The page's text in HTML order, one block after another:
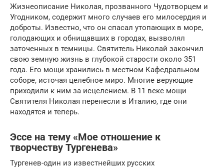
Жизнеописание Николая, прозванного Чудотворцем и
Угодником, содержит много случаев его милосердия и
доброты. Известно, что он спасал утопающих в море,
голодающих и обнищавших в городах, вызволял
заточенных в темницы. Святитель Николай закончил
свою земную жизнь в глубокой старости около 351
года. Его мощи хранились в местном Кафедральном
соборе, источая целебное миро. Многие верующие
приходили к ним за исцелением. В 11 веке мощи
Святителя Николая перенесли в Италию, где они
находятся и теперь.
Эссе на тему «Мое отношение к
творчеству Тургенева»
Тургенев-один из известнейших русских